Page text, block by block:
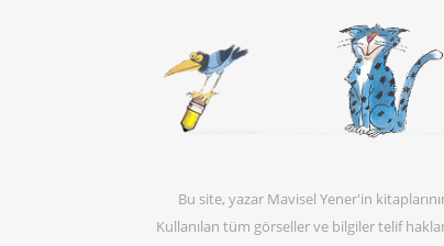
Bu site, yazar Mavisel Yener'in
Kullanılan tüm görseller ve bilgiler telif